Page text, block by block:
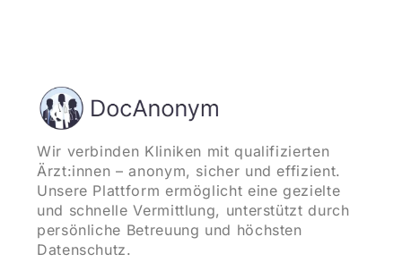
Wir verbinden Kliniken mit qualifizierten
Ärzt:innen – anonym, sicher und effizient.
Unsere Plattform ermöglicht eine gezielte
und schnelle Vermittlung, unterstützt durch
persönliche Betreuung und höchsten
Datenschutz.